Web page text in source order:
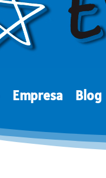
Empresa Blog